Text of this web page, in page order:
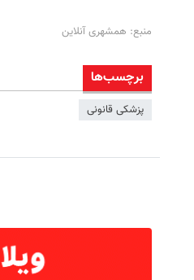
منبع: همشهری آنلاین
برچسب‌ها
پزشکی قانونی